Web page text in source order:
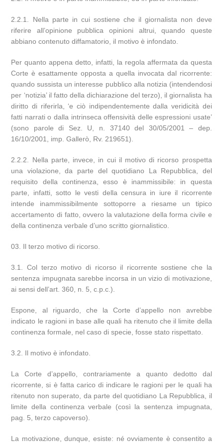
2.2.1. Nella parte in cui sostiene che il giornalista non deve
riferire all’opinione pubblica opinioni altrui, quando queste
abbiano contenuto diffamatorio, il motivo è infondato.
Per quanto appena detto, infatti, la regola affermata da questa
Corte è esattamente opposta a quella invocata dal ricorrente:
quando sussista un interesse pubblico alla notizia (intendendosi
per ‘notizia’ il fatto della dichiarazione del terzo), il giornalista ha
diritto di riferirla, ‘e ciò indipendentemente dalla veridicità dei
fatti narrati o dalla intrinseca offensività delle espressioni usate’
(sono parole di Sez. U, n. 37140 del 30/05/2001 – dep.
16/10/2001, imp. Gallerò, Rv. 219651).
2.2.2. Nella parte, invece, in cui il motivo di ricorso prospetta
una violazione, da parte del quotidiano La Repubblica, del
requisito della continenza, esso è inammissibile: in questa
parte, infatti, sotto le vesti della censura in iure il ricorrente
intende inammissibilmente sottoporre a riesame un tipico
accertamento di fatto, ovvero la valutazione della forma civile e
della continenza verbale d’uno scritto giornalistico.
Il terzo motivo di ricorso.
3.1. Col terzo motivo di ricorso il ricorrente sostiene che la
sentenza impugnata sarebbe incorsa in un vizio di motivazione,
ai sensi dell’art. 360, n. 5, c.p.c.).
Espone, al riguardo, che la Corte d’appello non avrebbe
indicato le ragioni in base alle quali ha ritenuto che il limite della
continenza formale, nel caso di specie, fosse stato rispettato.
3.2. Il motivo è infondato.
La Corte d’appello, contrariamente a quanto dedotto dal
ricorrente, si è fatta carico di indicare le ragioni per le quali ha
ritenuto non superato, da parte del quotidiano La Repubblica, il
limite della continenza verbale (così la sentenza impugnata,
pag. 5, terzo capoverso).
La motivazione, dunque, esiste: né ovviamente è consentito a